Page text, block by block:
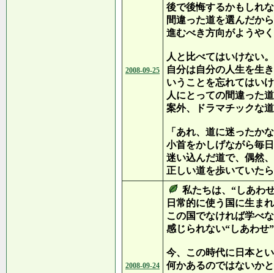
2008-09-25
後で後悔するかもしれ
間違った道を選んだか
進むべき方向がようや
人と比べてはいけない。
自分は自分の人生を生
いうことを忘れてはい
人にとっての間違った
案外、ドラマチックな
「あれ、道に迷ったか
小首をかしげながら毎
迷い込んだ道で、偶然
正しい道を歩いていた
2008-09-24
私たちは、“しあわ
日常的に使う国に生ま
この国でなければ学べ
感じられない“しあわせ
今、この時代に日本と
何かあるのではないか